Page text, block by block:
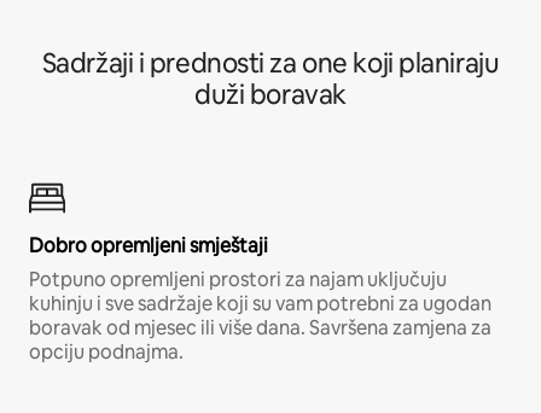
Sadržaji i prednosti za one koji planiraju
duži boravak
Dobro opremljeni smještaji
Potpuno opremljeni prostori za najam uključuju
kuhinju i sve sadržaje koji su vam potrebni za ugodan
boravak od mjesec ili više dana. Savršena zamjena za
opciju podnajma.